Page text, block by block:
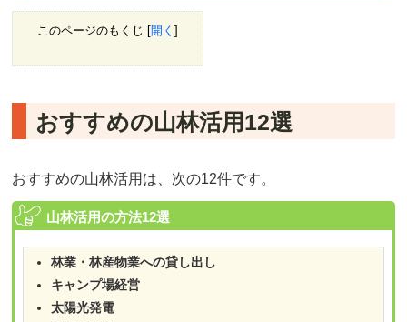
このページのもくじ [開く]
おすすめの山林活用12選
おすすめの山林活用は、次の12件です。
山林活用の方法12選
林業・林産物業への貸し出し
キャンプ場経営
太陽光発電